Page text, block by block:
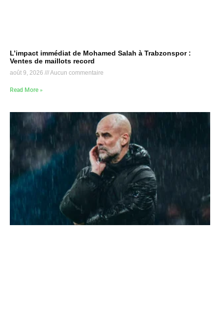
L’impact immédiat de Mohamed Salah à Trabzonspor :
Ventes de maillots record
août 9, 2026 Aucun commentaire
Read More »